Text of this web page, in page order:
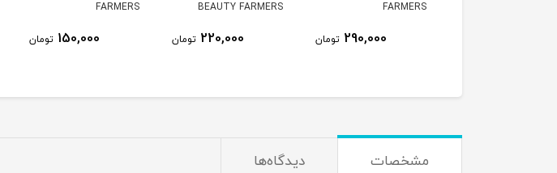
FARMERS
290,000 تومان
BEAUTY FARMERS
220,000 تومان
FARMERS
150,000 تومان
مشخصات دیدگاه‌ها